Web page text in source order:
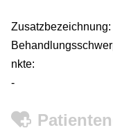
Zusatzbezeichnung:
nkte:
-